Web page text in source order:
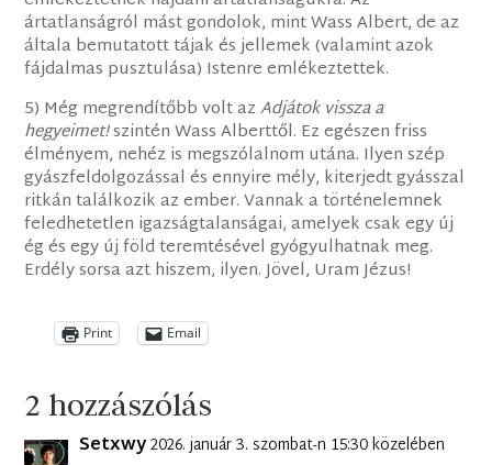
ártatlanságról mást gondolok, mint Wass Albert, de az
általa bemutatott tájak és jellemek (valamint azok
fájdalmas pusztulása) Istenre emlékeztettek.
5) Még megrendítőbb volt azAdjátok vissza a
hegyeimet!szintén Wass Alberttől. Ez egészen friss
élményem, nehéz is megszólalnom utána. Ilyen szép
gyászfeldolgozással és ennyire mély, kiterjedt gyásszal
ritkán találkozik az ember. Vannak a történelemnek
feledhetetlen igazságtalanságai, amelyek csak egy új
ég és egy új föld teremtésével gyógyulhatnak meg.
Erdély sorsa azt hiszem, ilyen. Jövel, Uram Jézus!
Print Email
2 hozzászólás
Setxwy2026. január 3. szombat-n 15:30 közelében